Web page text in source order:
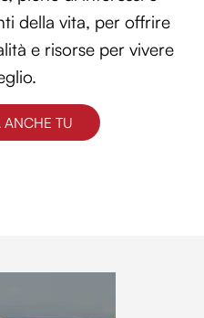
della vita, per offrire
e risorse per vivere
ANCHE TU